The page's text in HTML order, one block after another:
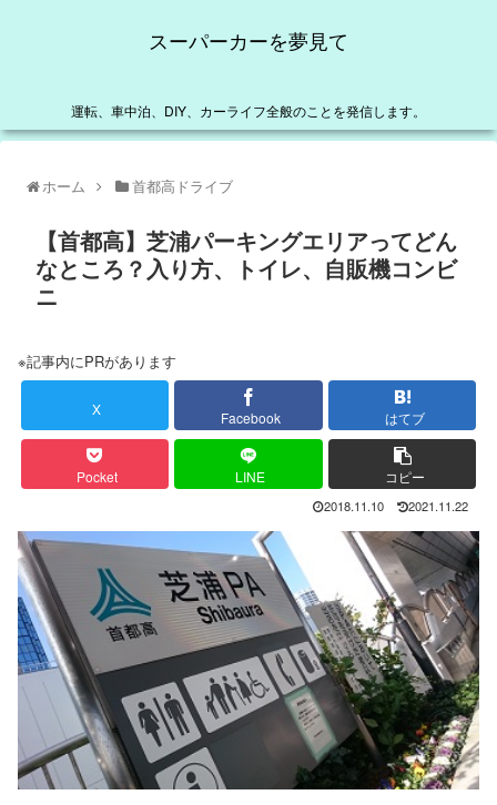
スーパーカーを夢見て
運転、車中泊、DIY、カーライフ全般のことを発信します。
ホーム 首都高ドライブ
【首都高】芝浦パーキングエリアってどん
なところ？入り方、トイレ、自販機コンビ
ニ
※記事内にPRがあります
X Facebook はてブ
Pocket LINE コピー
2018.11.10 2021.11.22